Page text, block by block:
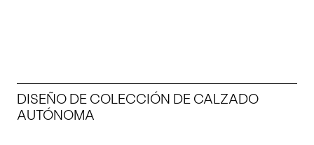
DISEÑO DE COLECCIÓN DE CALZADO
AUTÓNOMA